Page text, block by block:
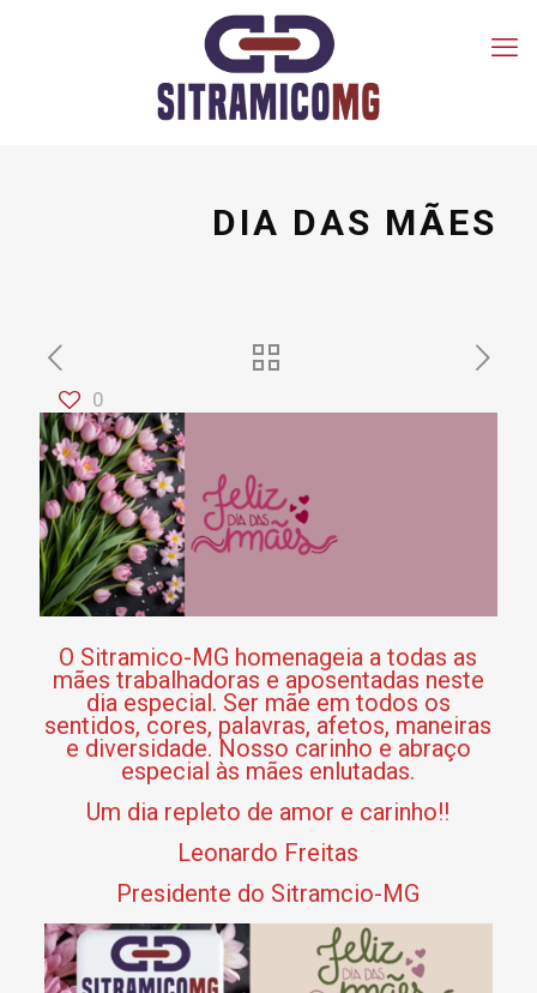
DIA DAS MÃES
0
O Sitramico-MG homenageia a todas as
mães trabalhadoras e aposentadas neste
dia especial. Ser mãe em todos os
sentidos, cores, palavras, afetos, maneiras
e diversidade. Nosso carinho e abraço
especial às mães enlutadas.
Um dia repleto de amor e carinho!!
Leonardo Freitas
Presidente do Sitramcio-MG